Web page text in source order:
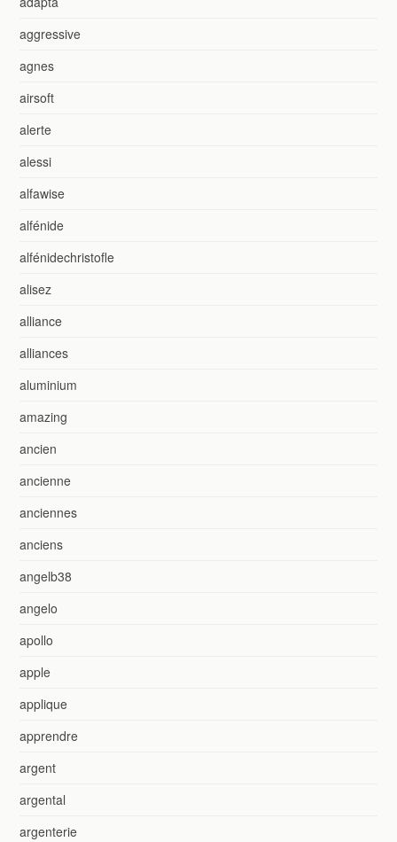
aggressive
agnes
airsoft
alerte
alessi
alfawise
alfénide
alfénidechristofle
alisez
alliance
alliances
aluminium
amazing
ancien
ancienne
anciennes
anciens
angelb38
angelo
apollo
apple
applique
apprendre
argent
argental
argenterie